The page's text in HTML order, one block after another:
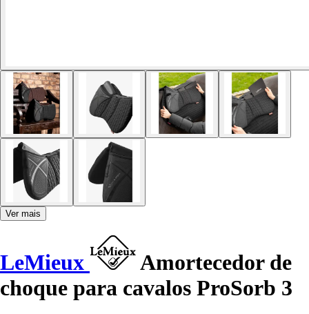
Ver mais
LeMieux
Amortecedor de
choque para cavalos ProSorb 3